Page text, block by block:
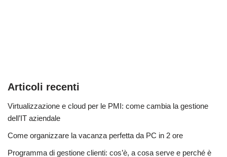
Articoli recenti
Virtualizzazione e cloud per le PMI: come cambia la gestione
dell’IT aziendale
Come organizzare la vacanza perfetta da PC in 2 ore
Programma di gestione clienti: cos’è, a cosa serve e perché è